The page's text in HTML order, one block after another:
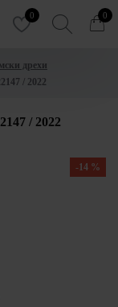
0 0
дрехи
/ 2022
/ 2022
-14 %